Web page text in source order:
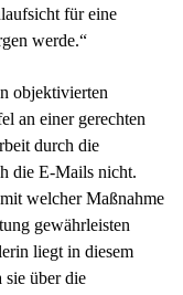
für eine
werde.“
objektivierten
an einer gerechten
durch die
die E-Mails nicht.
welcher Maßnahme
gewährleisten
liegt in diesem
sie über die